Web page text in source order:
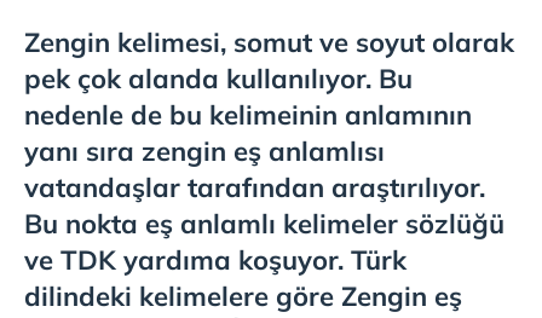
Zengin kelimesi, somut ve soyut olarak
pek çok alanda kullanılıyor. Bu
nedenle de bu kelimeinin anlamının
yanı sıra zengin eş anlamlısı
vatandaşlar tarafından araştırılıyor.
Bu nokta eş anlamlı kelimeler sözlüğü
ve TDK yardıma koşuyor. Türk
dilindeki kelimelere göre Zengin eş